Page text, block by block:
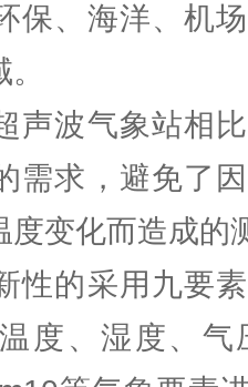
保、海洋、机
波气象站相比
需求，避免了
度变化而造成的
的采用九要素
度、湿度、